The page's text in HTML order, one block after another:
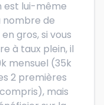
est lui-même
de
gros, si vous
à taux plein, il
mensuel (35k
2 premières
mais